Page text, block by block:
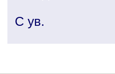
С ув.